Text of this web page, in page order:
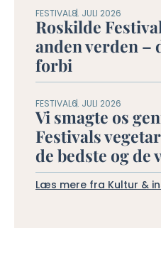
FESTIVAL8. JULI 2026
Roskilde
anden verden –
forbi
FESTIVAL6. JULI 2026
Vi smagte os
Festivals
de bedste og de
Læs mere fra Kultur &